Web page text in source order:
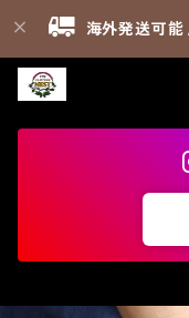
海外発送可